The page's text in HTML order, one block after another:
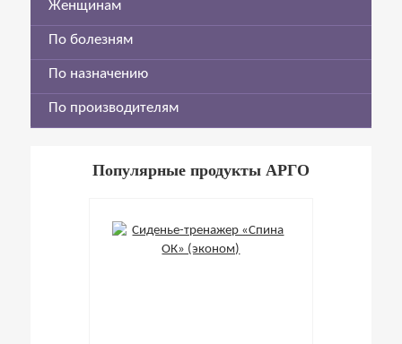
Женщинам
По болезням
По назначению
По производителям
Популярные продукты АРГО